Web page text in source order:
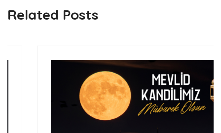
Related Posts